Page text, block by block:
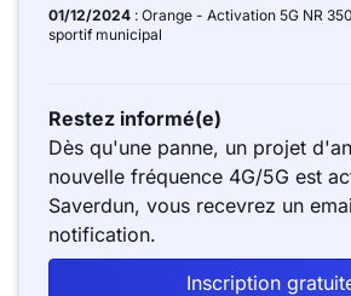
01/12/2024 : Orange - Activation 5G NR
sportif municipal
Restez informé(e)
Dès qu'une panne, un projet
nouvelle fréquence 4G/5G est
Saverdun, vous recevrez un
notification.
Inscription